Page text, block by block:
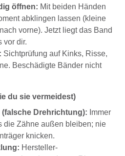
öffnen: Mit beiden Händen
abklingen lassen (kleine
vorne). Jetzt liegt das Band
vor dir.
Sichtprüfung auf Kinks, Risse,
Beschädigte Bänder nicht
du sie vermeidest)
(falsche Drehrichtung): Immer
die Zähne außen bleiben; nie
knicken.
Hersteller-